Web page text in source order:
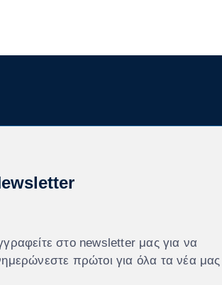
στο newsletter μας για να
πρώτοι για όλα τα νέα μας